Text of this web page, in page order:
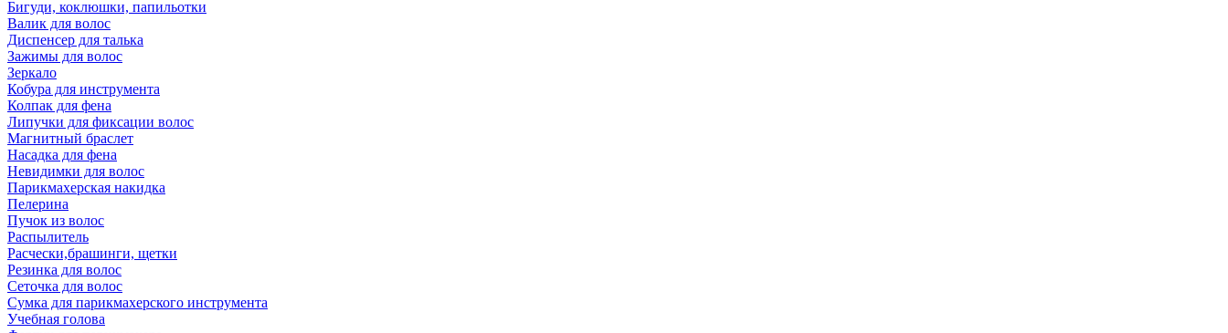
Бигуди, коклюшки, папильотки
Валик для волос
Диспенсер для талька
Зажимы для волос
Зеркало
Кобура для инструмента
Колпак для фена
Липучки для фиксации волос
Магнитный браслет
Насадка для фена
Невидимки для волос
Парикмахерская накидка
Пелерина
Пучок из волос
Распылитель
Расчески,брашинги, щетки
Резинка для волос
Сеточка для волос
Сумка для парикмахерского инструмента
Учебная голова